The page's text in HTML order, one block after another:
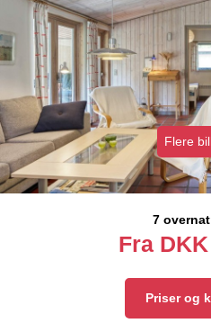
Flere
7
Fra DKK
Priser og